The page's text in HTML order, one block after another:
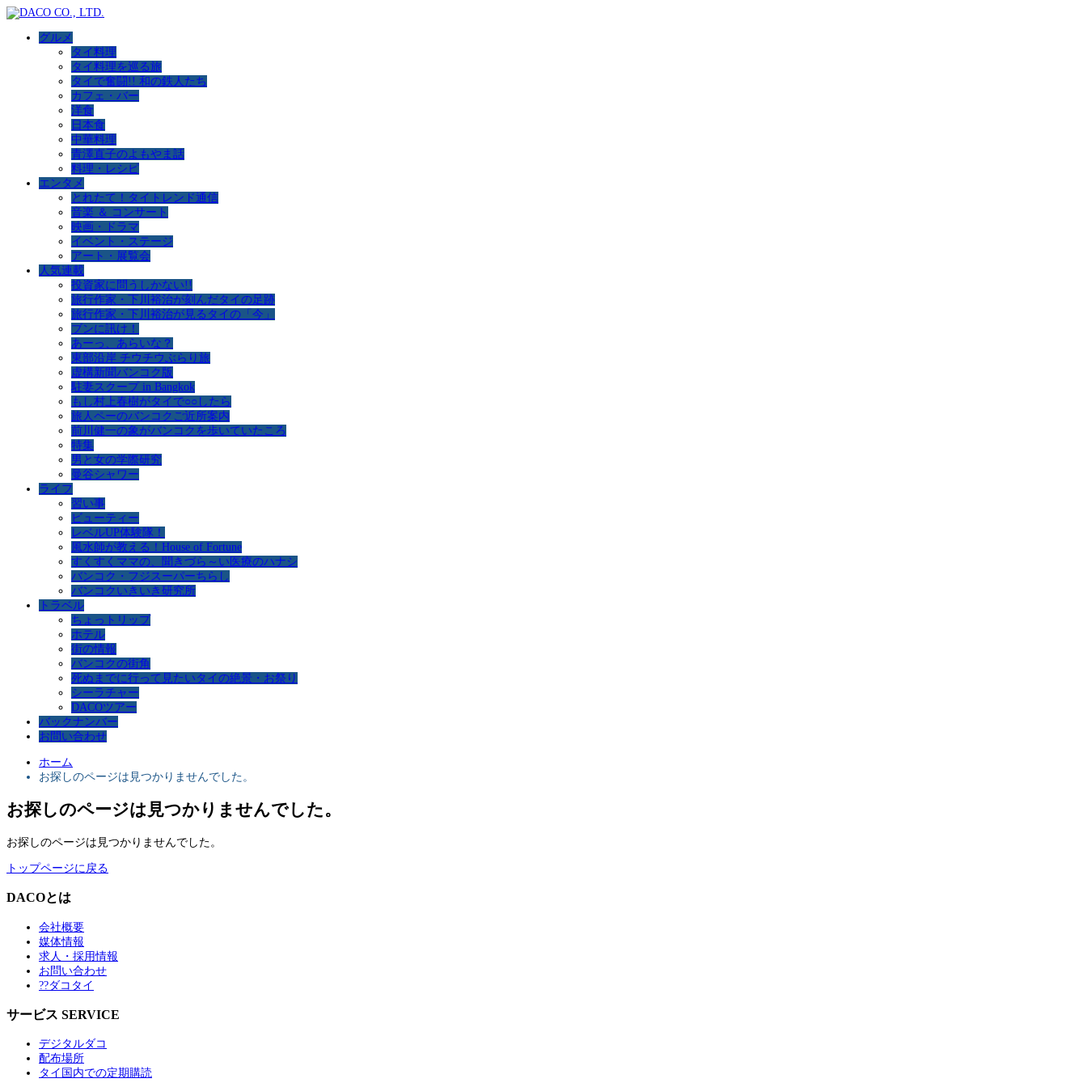
グルメ
タイ料理
タイ料理を巡る旅
タイで奮闘!! 和の鉄人たち
カフェ・バー
洋食
日本食
中華料理
青澤直子のよもやま話
料理・レシピ
エンタメ
とれたて！タイトレンド通信
音楽 ＆ コンサート
映画・ドラマ
イベント・ステージ
アート・展覧会
人気連載
投資家に問うしかない!!
旅行作家・下川裕治が刻んだタイの足跡
旅行作家・下川裕治が見るタイの「今」
ブンに訊け！
あーっ、あらいな？
東部沿岸 チウチウぶらり旅
虚構新聞バンコク版
駐妻スクープ in Bangkok
もし村上春樹がタイで○○したら
旅人ペーのバンコクご近所案内
前川健一の象がバンコクを歩いていたころ
特集
男と女の学際研究
曼谷シャワー
ライフ
習い事
ビューティー
レベルUP体験隊！
風水師が教える！House of Fortune
すくすくママの、聞きづら～い医療のハナシ
バンコク・フジスーパーちらし
バンコクいきいき研究所
トラベル
ちょっトリップ
ホテル
街の情報
バンコクの街角
死ぬまでに行って見たいタイの絶景・お祭り
シーラチャー
DACOツアー
バックナンバー
お問い合わせ
ホーム
お探しのページは見つかりませんでした。
お探しのページは見つかりませんでした。
お探しのページは見つかりませんでした。
トップページに戻る
DACOとは
会社概要
媒体情報
求人・採用情報
お問い合わせ
??ダコタイ
サービス SERVICE
デジタルダコ
配布場所
タイ国内での定期購読